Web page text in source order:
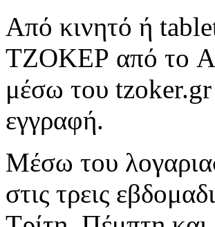
Από κινητό ή
ΤΖΟΚΕΡ από το
μέσω του
εγγραφή.
Μέσω του
στις τρεις